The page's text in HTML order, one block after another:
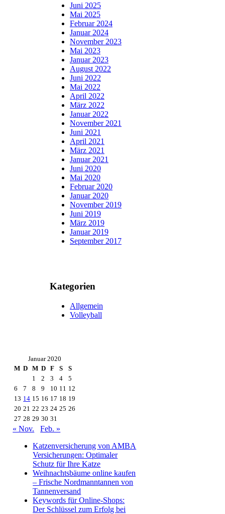
Juni 2025
Mai 2025
Februar 2024
Januar 2024
November 2023
Mai 2023
Januar 2023
August 2022
Juni 2022
Mai 2022
April 2022
März 2022
Januar 2022
November 2021
Juni 2021
April 2021
März 2021
Januar 2021
Juni 2020
Mai 2020
Februar 2020
Januar 2020
November 2019
Juni 2019
März 2019
Januar 2019
September 2017
Kategorien
Allgemein
Volleyball
Januar 2020
M D M D F S
S
1
2 3 4
5
6
7 8 9 10 11 12
13 14 15 16 17 18 19
20 21 22 23 24 25 26
27 28 29 30 31
« Nov.
Feb. »
Katzenversicherung von AMBA
Versicherungen: Optimaler
Schutz für Ihre Katze
Weihnachtsbäume online kaufen
– Frische Nordmanntannen von
Tannenversand
Keywords für Online-Shops:
Der Schlüssel zum Erfolg bei